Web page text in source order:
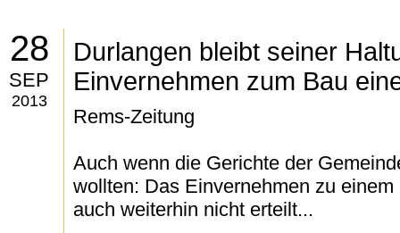
28
SEP
2013
Durlangen bleibt seiner
Einvernehmen zum Bau
Rems-Zeitung
Auch wenn die Gerichte der
wollten: Das Einvernehmen zu
auch weiterhin nicht erteilt...